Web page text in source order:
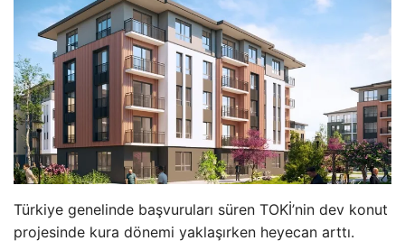
Türkiye genelinde başvuruları süren TOKİ’nin dev konut
projesinde kura dönemi yaklaşırken heyecan arttı.